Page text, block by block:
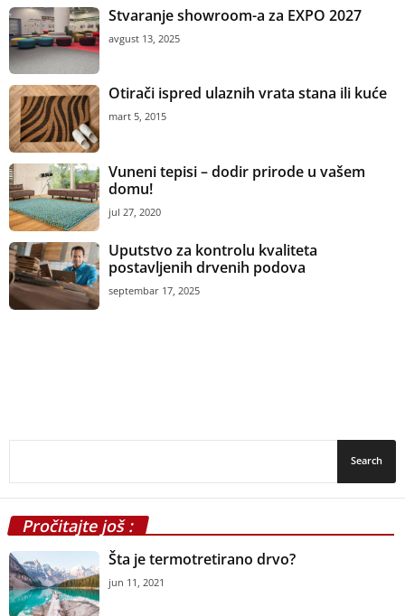
Stvaranje showroom-a za EXPO 2027
avgust 13, 2025
Otirači ispred ulaznih vrata stana ili kuće
mart 5, 2015
Vuneni tepisi – dodir prirode u vašem
domu!
jul 27, 2020
Uputstvo za kontrolu kvaliteta
postavljenih drvenih podova
septembar 17, 2025
Pročitajte još :
Šta je termotretirano drvo?
jun 11, 2021